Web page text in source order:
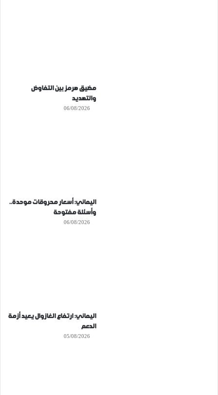
مضيق هرمز بين التفاوض
والتهديد
06/08/2026
اليماني: أسعار محروقات موحدة..
وأسئلة مفتوحة
06/08/2026
اليماني: ارتفاع الغازوال يعيد أزمة
الدعم
05/08/2026